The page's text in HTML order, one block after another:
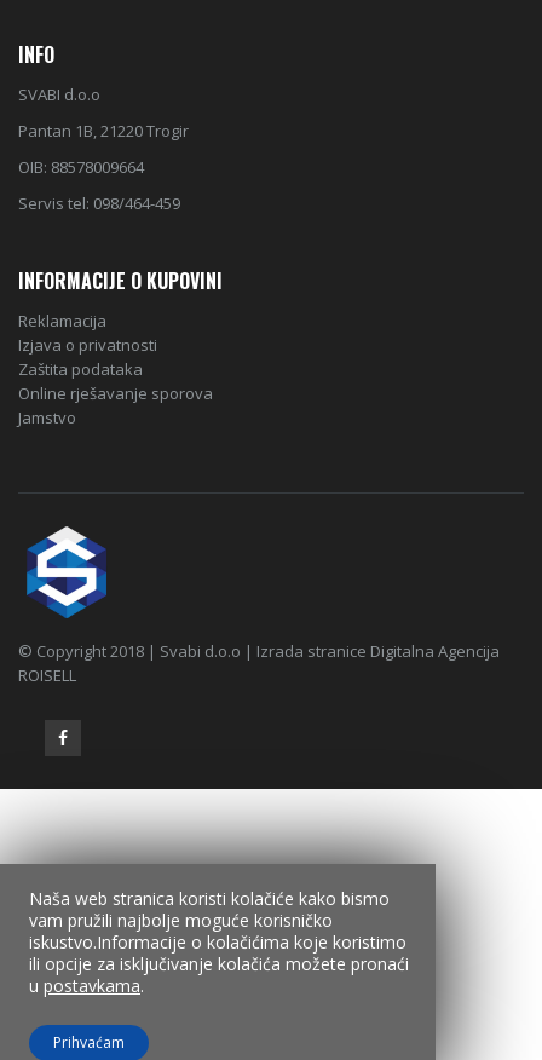
INFO
SVABI d.o.o
Pantan 1B, 21220 Trogir
OIB: 88578009664
INFORMACIJE O KUPOVINI
Reklamacija
Izjava o privatnosti
Zaštita podataka
ROISELL
Naša web stranica koristi kolačiće kako bismo
vam pružili najbolje moguće korisničko
iskustvo.Informacije o kolačićima koje koristimo
ili opcije za isključivanje kolačića možete pronaći
u postavkama.
Prihvaćam